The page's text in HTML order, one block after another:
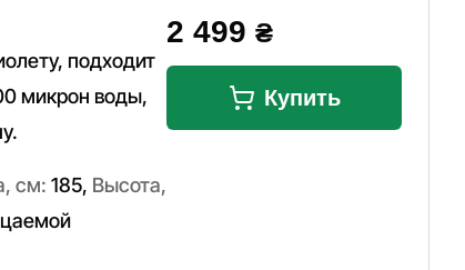
подходит
микрон воды,
см: 185, Высота,
2 499 ₴
Купить